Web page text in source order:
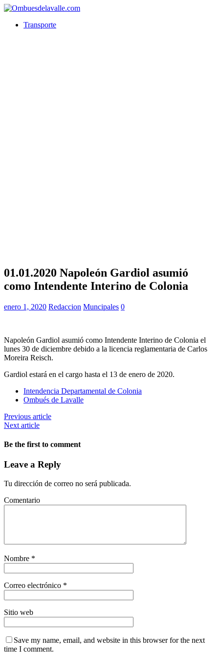
Transporte
01.01.2020 Napoleón Gardiol asumió
como Intendente Interino de Colonia
enero 1, 2020 Redaccion Muncipales 0
Napoleón Gardiol asumió como Intendente Interino de Colonia el
lunes 30 de diciembre debido a la licencia reglamentaria de Carlos
Moreira Reisch.
Gardiol estará en el cargo hasta el 13 de enero de 2020.
Intendencia Departamental de Colonia
Ombués de Lavalle
Previous article
Next article
Be the first to comment
Leave a Reply
Tu dirección de correo no será publicada.
Comentario
Nombre *
Correo electrónico *
Sitio web
Save my name, email, and website in this browser for the next
time I comment.